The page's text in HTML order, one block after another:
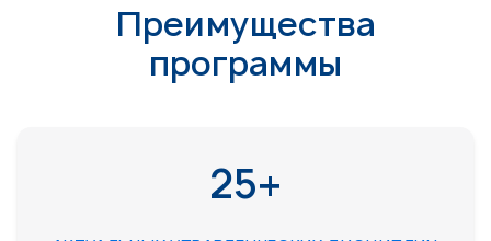
Преимущества
программы
25+